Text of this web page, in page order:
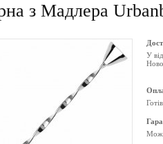
з Мадлера
У